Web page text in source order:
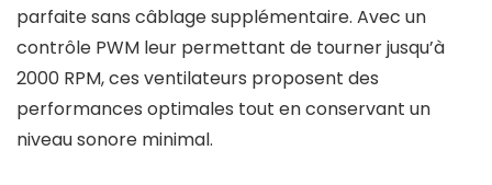
parfaite sans câblage supplémentaire. Avec un
contrôle PWM leur permettant de tourner jusqu’à
2000 RPM, ces ventilateurs proposent des
performances optimales tout en conservant un
niveau sonore minimal.